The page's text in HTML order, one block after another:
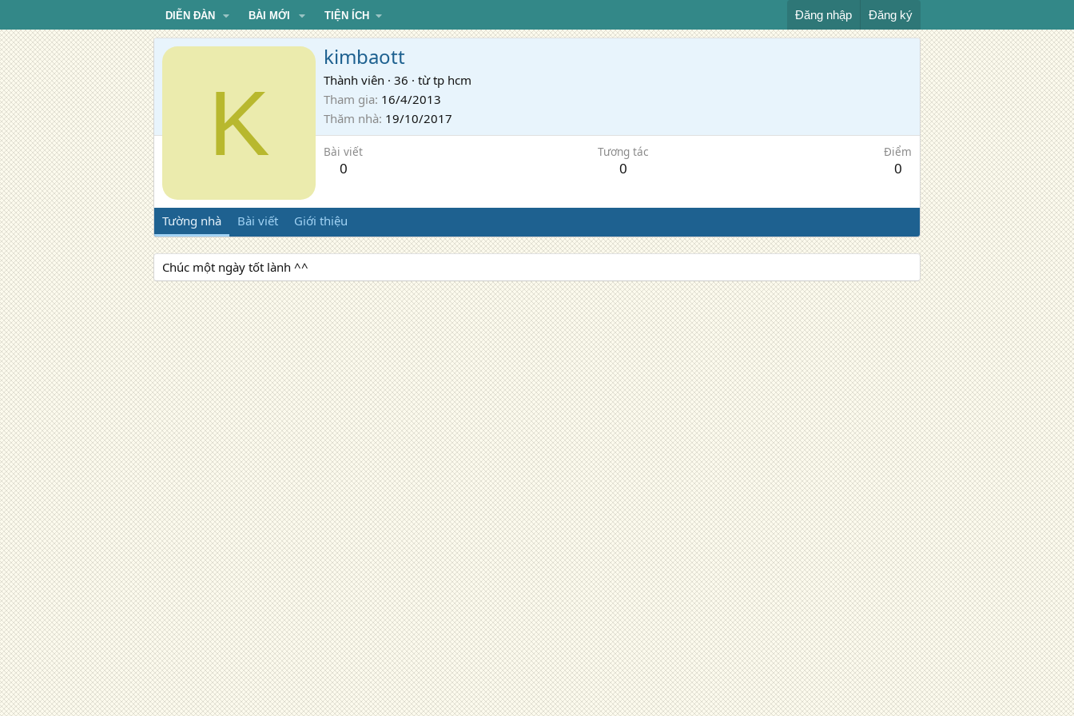
DIỄN ĐÀN BÀI MỚI TIỆN ÍCH Đăng nhập Đăng ký
K
kimbaott
Thành viên · 36 · từtp hcm
Tham gia 16/4/2013
Thăm nhà 19/10/2017
Bài viết
0
Tương tác
0
Điểm
0
Tường nhà Bài viết Giới thiệu
Chúc một ngày tốt lành ^^